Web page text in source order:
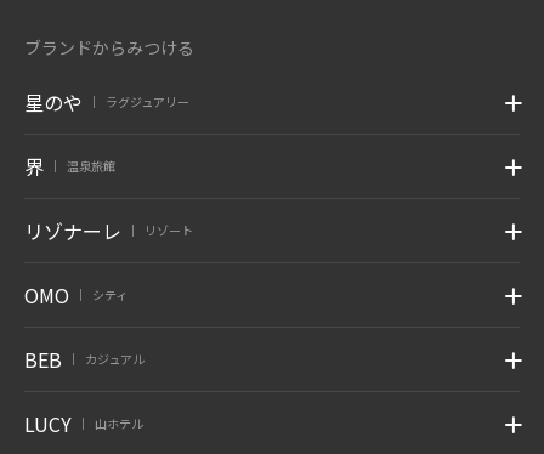
ブランドからみつける
星のや ラグジュアリー
界 温泉旅館
リゾナーレ リゾート
OMO シティ
BEB カジュアル
LUCY 山ホテル